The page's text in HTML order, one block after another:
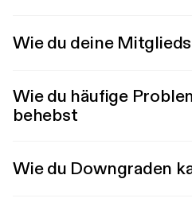
Wie du deine
Wie du häufige
behebst
Wie du Downgraden